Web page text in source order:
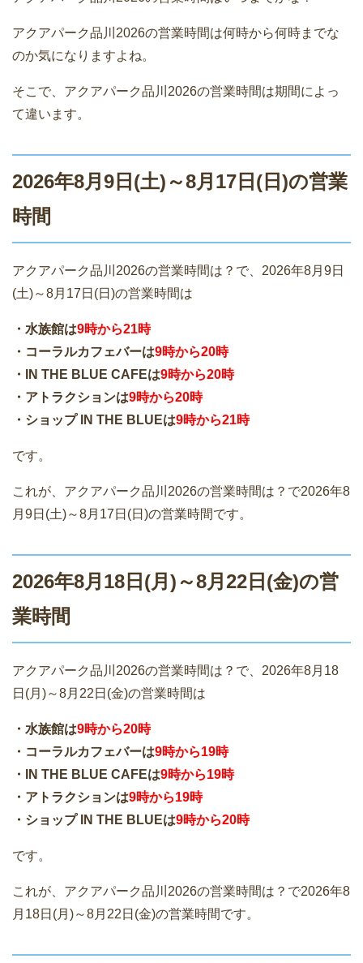
アクアパーク品川2026の営業時間は何時から何時までな
のか気になりますよね。
そこで、アクアパーク品川2026の営業時間は期間によっ
て違います。
2026年8月9日(土)～8月17日(日)の営業
時間
アクアパーク品川2026の営業時間は？で、2026年8月9日
(土)～8月17日(日)の営業時間は
・水族館は9時から21時
・コーラルカフェバーは9時から20時
・IN THE BLUE CAFEは9時から20時
・アトラクションは9時から20時
・ショップ IN THE BLUEは9時から21時
です。
これが、アクアパーク品川2026の営業時間は？で2026年8
月9日(土)～8月17日(日)の営業時間です。
2026年8月18日(月)～8月22日(金)の営
業時間
アクアパーク品川2026の営業時間は？で、2026年8月18
日(月)～8月22日(金)の営業時間は
・水族館は9時から20時
・コーラルカフェバーは9時から19時
・IN THE BLUE CAFEは9時から19時
・アトラクションは9時から19時
・ショップ IN THE BLUEは9時から20時
です。
これが、アクアパーク品川2026の営業時間は？で2026年8
月18日(月)～8月22日(金)の営業時間です。